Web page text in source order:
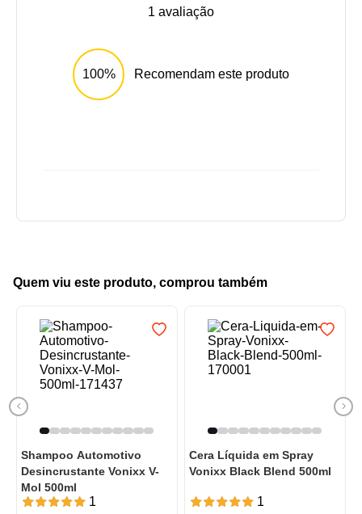
1 avaliação
100% Recomendam este produto
Quem viu este produto, comprou também
Shampoo Automotivo
Desincrustante Vonixx V-
Mol 500ml
1
Cera Líquida em Spray
Vonixx Black Blend 500ml
1